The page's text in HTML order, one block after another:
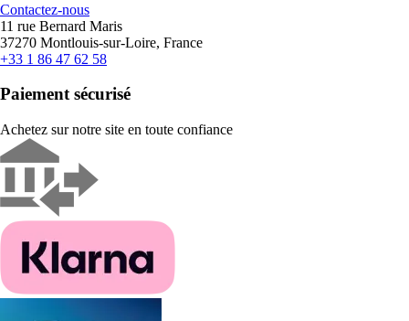
Contactez-nous
11 rue Bernard Maris
37270 Montlouis-sur-Loire, France
+33 1 86 47 62 58
Paiement sécurisé
Achetez sur notre site en toute confiance